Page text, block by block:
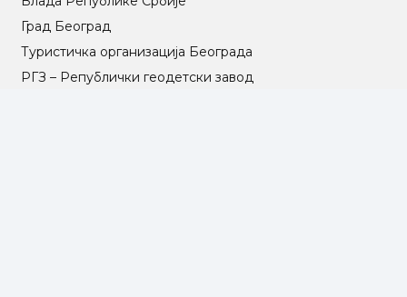
Град Београд
Туристичка организација Београда
РГЗ – Републички геодетски завод